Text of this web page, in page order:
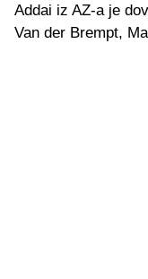
Addai iz AZ-a je
Van der Brempt,